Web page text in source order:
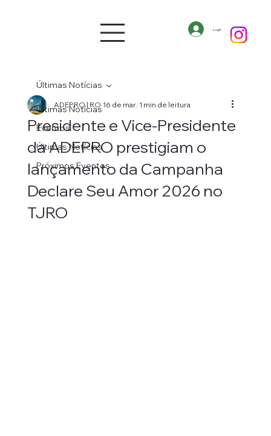
Login
Últimas Notícias
Eventos
Últimas Notícias
Próximos Eventos
Últimas Notícias
Presidente e Vice-Presidente
da ADEPRO prestigiam o
lançamento da Campanha
Declare Seu Amor 2026 no
TJRO
ADEPRO | RO 16 de mar. 1 min de leitura